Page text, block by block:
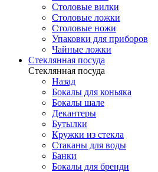
Столовые вилки
Столовые ложки
Столовые ножи
Упаковки для приборов
Чайные ложки
Стеклянная посуда
Стеклянная посуда
Назад
Бокалы для коньяка
Бокалы шале
Декантеры
Бутылки
Кружки из стекла
Стаканы для воды
Банки
Бокалы для бренди